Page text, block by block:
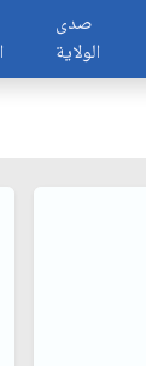
صدى
الولاية